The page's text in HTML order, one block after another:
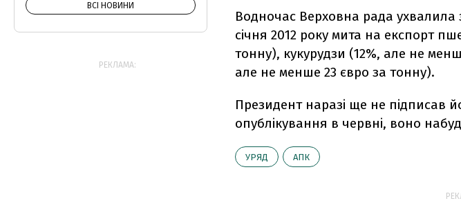
Водночас Верховна рада
сiчня 2012 року мита на експорт
тонну), кукурудзи (12%, але не
але не менше 23 євро за тонну).
Президент наразi ще не пiдписав
опублiкування в червнi, воно
УРЯД АПК
ВСІ НОВИНИ
РЕКЛАМА: